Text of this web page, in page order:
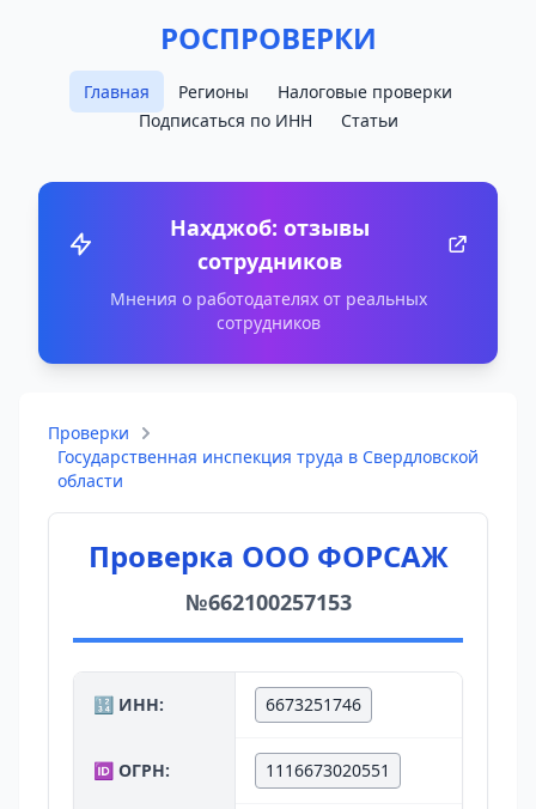
РОСПРОВЕРКИ
Главная Регионы
Налоговые проверки
Подписаться по ИНН
Статьи
Нахджоб: отзывы
сотрудников
Мнения о работодателях от реальных
сотрудников
Проверки
Государственная инспекция труда в Свердловской
области
Проверка ООО ФОРСАЖ
№662100257153
🔢 ИНН: 6673251746
🆔 ОГРН: 1116673020551